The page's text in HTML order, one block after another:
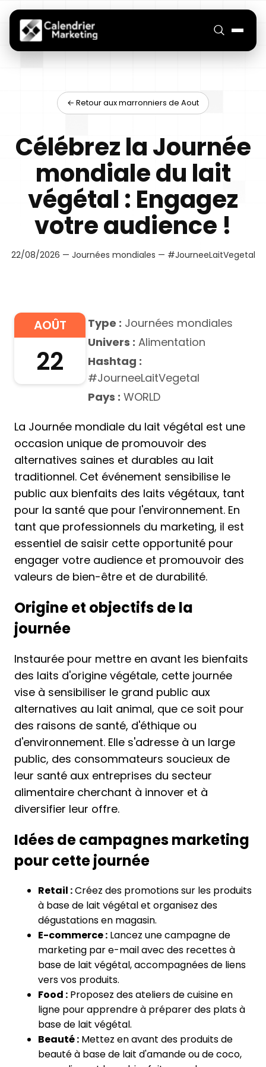
← Retour aux marronniers de Aout
Célébrez la Journée
mondiale du lait
végétal : Engagez
votre audience !
22/08/2026 — Journées mondiales — #JourneeLaitVegetal
AOÛT
22
Type : Journées mondiales
Univers : Alimentation
Hashtag :
#JourneeLaitVegetal
Pays : WORLD
La Journée mondiale du lait végétal est une
occasion unique de promouvoir des
alternatives saines et durables au lait
traditionnel. Cet événement sensibilise le
public aux bienfaits des laits végétaux, tant
pour la santé que pour l'environnement. En
tant que professionnels du marketing, il est
essentiel de saisir cette opportunité pour
engager votre audience et promouvoir des
valeurs de bien-être et de durabilité.
Origine et objectifs de la
journée
Instaurée pour mettre en avant les bienfaits
des laits d'origine végétale, cette journée
vise à sensibiliser le grand public aux
alternatives au lait animal, que ce soit pour
des raisons de santé, d'éthique ou
d'environnement. Elle s'adresse à un large
public, des consommateurs soucieux de
leur santé aux entreprises du secteur
alimentaire cherchant à innover et à
diversifier leur offre.
Idées de campagnes marketing
pour cette journée
Retail :Créez des promotions sur les produits
à base de lait végétal et organisez des
dégustations en magasin.
E-commerce : Lancez une campagne de
marketing par e-mail avec des recettes à
base de lait végétal, accompagnées de liens
vers vos produits.
Food : Proposez des ateliers de cuisine en
ligne pour apprendre à préparer des plats à
base de lait végétal.
Beauté : Mettez en avant des produits de
beauté à base de lait d'amande ou de coco,